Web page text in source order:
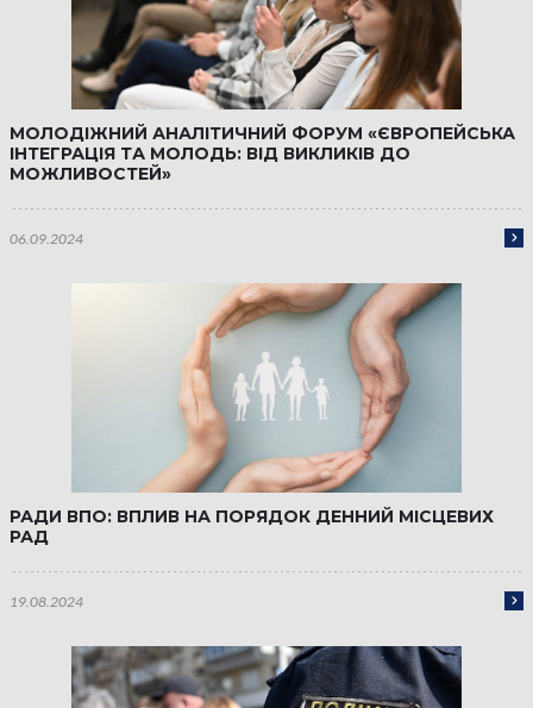
МОЛОДІЖНИЙ АНАЛІТИЧНИЙ ФОРУМ «ЄВРОПЕЙСЬКА
ІНТЕГРАЦІЯ ТА МОЛОДЬ: ВІД ВИКЛИКІВ ДО
МОЖЛИВОСТЕЙ»
06.09.2024
РАДИ ВПО: ВПЛИВ НА ПОРЯДОК ДЕННИЙ МІСЦЕВИХ
РАД
19.08.2024